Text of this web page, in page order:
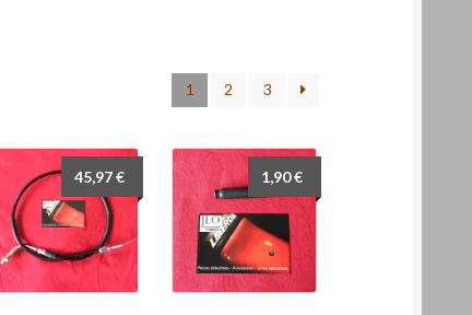
1 2 3
45,97€ 1,90€